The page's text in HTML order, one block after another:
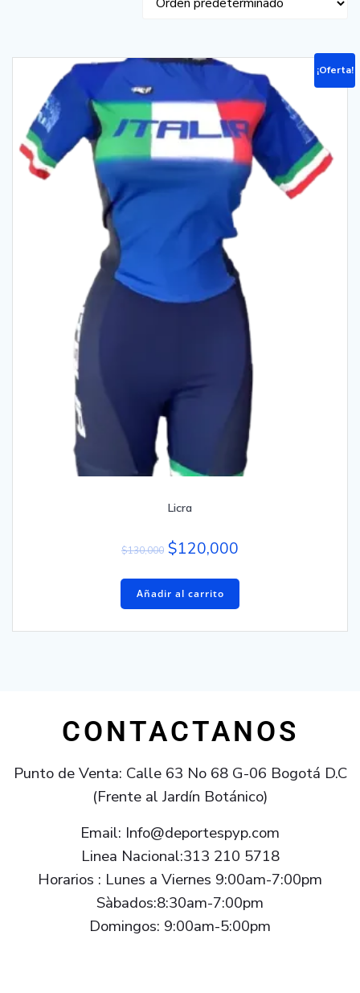
¡Oferta!
Licra
$130,000 $120,000
Añadir al carrito
CONTACTANOS
Punto de Venta: Calle 63 No 68 G-06 Bogotá D.C
(Frente al Jardín Botánico)
Email: Info@deportespyp.com
Linea Nacional:313 210 5718
Horarios : Lunes a Viernes 9:00am-7:00pm
Sàbados:8:30am-7:00pm
Domingos: 9:00am-5:00pm